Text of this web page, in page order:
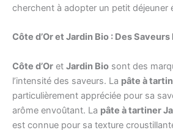
cherchent à adopter un petit déjeuner
Côte d’Or et Jardin Bio : Des
Côte d’Or et Jardin Bio sont des
l’intensité des saveurs. La pâte à
particulièrement appréciée pour sa
arôme envoûtant. La pâte à tartiner
est connue pour sa texture